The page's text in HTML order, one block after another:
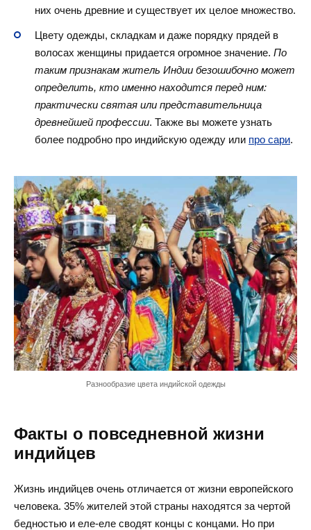
них очень древние и существует их целое множество.
Цвету одежды, складкам и даже порядку прядей в
волосах женщины придается огромное значение. По
таким признакам житель Индии безошибочно может
определить, кто именно находится перед ним:
практически святая или представительница
древнейшей профессии. Также вы можете узнать
более подробно про индийскую одежду или про сари.
Разнообразие цвета индийской одежды
Факты о повседневной жизни
индийцев
Жизнь индийцев очень отличается от жизни европейского
человека. 35% жителей этой страны находятся за чертой
бедностью и еле-еле сводят концы с концами. Но при